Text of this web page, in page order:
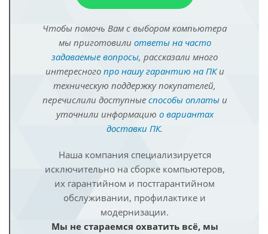
Чтобы помочь Вам с выбором компьютера
мы приготовили ответы на часто
задаваемые вопросы, рассказали много
интересного про нашу гарантию на ПКи
техническую поддержку покупателей,
перечислили доступные способы оплатыи
уточнили информацию о вариантах
доставки ПК.
Наша компания специализируется
исключительно на сборке компьютеров,
их гарантийном и постгарантийном
обслуживании, профилактике и
модернизации.
Мы не стараемся охватить всё, мы